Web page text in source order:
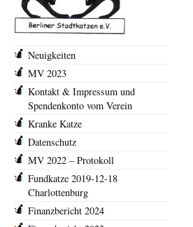
Neuigkeiten
MV 2023
Kontakt & Impressum und
Spendenkonto vom Verein
Kranke Katze
Datenschutz
MV 2022 – Protokoll
Fundkatze 2019-12-18
Charlottenburg
Finanzbericht 2024